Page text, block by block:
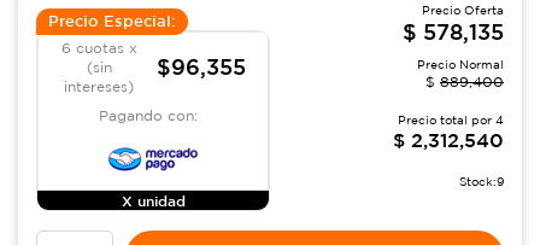
Precio Especial:
6 cuotas x
(sin
intereses)
$96,355
Pagando con:
X unidad
Precio Oferta
$ 578,135
Precio Normal
$ 889,400
Precio total por 4
$ 2,312,540
Stock:9